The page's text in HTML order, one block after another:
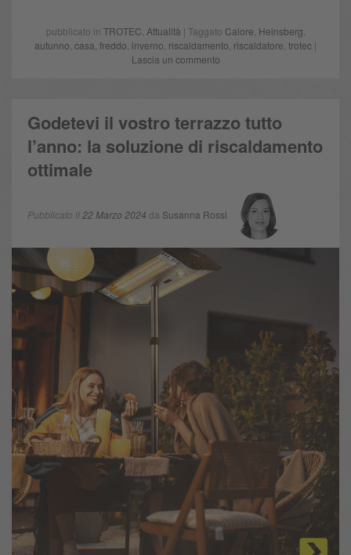
pubblicato in TROTEC Attualità | Taggato Calore Heinsberg
autunno casa freddo inverno riscaldamento riscaldatore trotec |
Lascia un commento
Godetevi il vostro terrazzo tutto
l’anno: la soluzione di riscaldamento
ottimale
Pubblicato il22 Marzo 2024 da Susanna Rossi